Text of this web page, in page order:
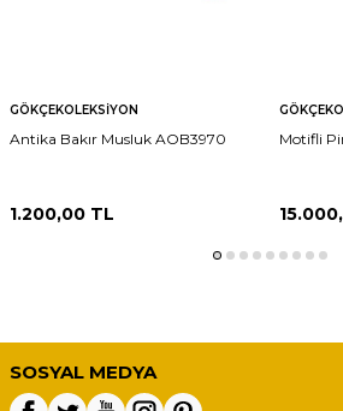
GÖKÇEKOLEKSIYON
Antika Bakır Musluk AOB3970
1.200,00 TL
Motifli
SOSYAL MEDYA